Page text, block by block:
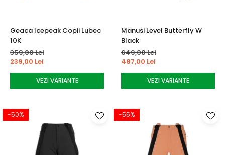
Geaca Icepeak Copii Lubec
10K
359,00 Lei
239,00 Lei
VEZI VARIANTE
Manusi Level Butterfly W
Black
649,00 Lei
487,00 Lei
VEZI VARIANTE
-50% -55%